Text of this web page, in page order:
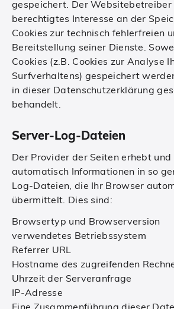
gespeichert. Der Websitebetreiber
berechtigtes Interesse an der
Cookies zur technisch fehlerfreien
Bereitstellung seiner Dienste.
Cookies (z.B. Cookies zur Analyse
Surfverhaltens) gespeichert
in dieser Datenschutzerklärung
behandelt.
Server-Log-Dateien
Der Provider der Seiten erhebt
automatisch Informationen in so
Log-Dateien, die Ihr Browser
übermittelt. Dies sind:
Browsertyp und Browserversion
verwendetes Betriebssystem
Referrer URL
Hostname des zugreifenden
Uhrzeit der Serveranfrage
IP-Adresse
Eine Zusammenführung dieser